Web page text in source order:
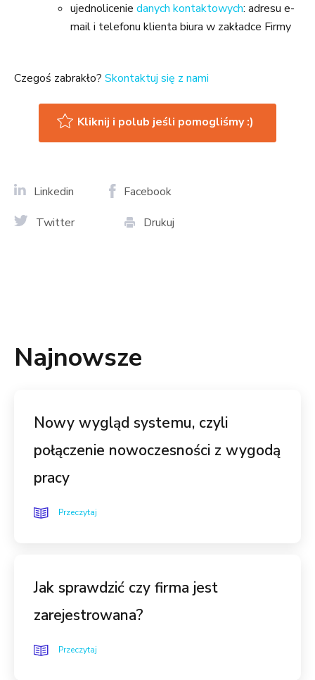
ujednolicenie danych kontaktowych: adresu e-
mail i telefonu klienta biura w zakładce Firmy
Czegoś zabrakło? Skontaktuj się z nami
Kliknij i polub jeśli pomogliśmy :)
Linkedin
Facebook
Twitter
Drukuj
Najnowsze
Nowy wygląd systemu, czyli
połączenie nowoczesności z wygodą
pracy
Przeczytaj
Jak sprawdzić czy firma jest
zarejestrowana?
Przeczytaj